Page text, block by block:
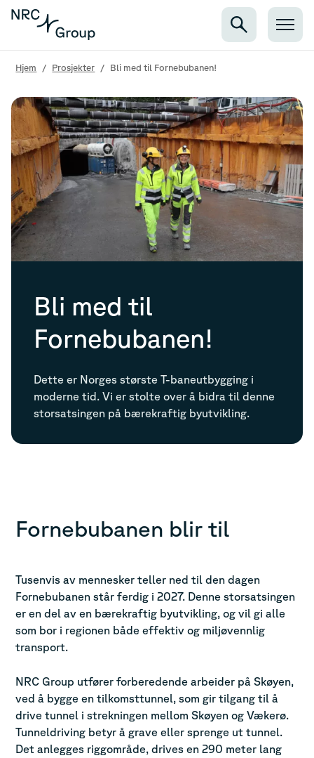
Hjem / Prosjekter / Bli med til Fornebubanen!
Bli med til
Fornebubanen!
Dette er Norges største T-baneutbygging i
moderne tid. Vi er stolte over å bidra til denne
storsatsingen på bærekraftig byutvikling.
Fornebubanen blir til
Tusenvis av mennesker teller ned til den dagen
Fornebubanen står ferdig i 2027. Denne storsatsingen
er en del av en bærekraftig byutvikling, og vil gi alle
som bor i regionen både effektiv og miljøvennlig
transport.
NRC Group utfører forberedende arbeider på Skøyen,
ved å bygge en tilkomsttunnel, som gir tilgang til å
drive tunnel i strekningen mellom Skøyen og Vækerø.
Tunneldriving betyr å grave eller sprenge ut tunnel.
Det anlegges riggområde, drives en 290 meter lang